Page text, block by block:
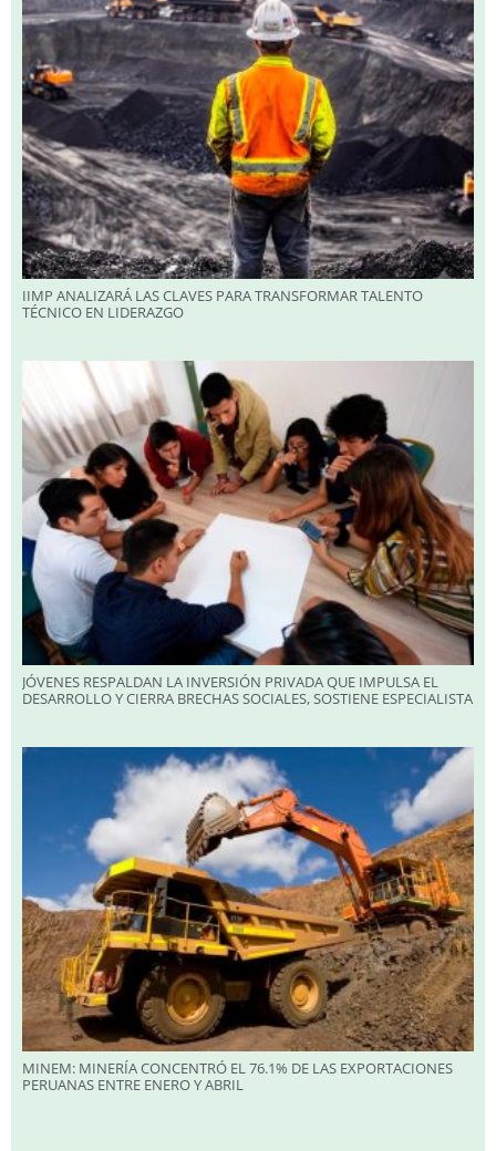
IIMP ANALIZARÁ LAS CLAVES PARA TRANSFORMAR TALENTO
TÉCNICO EN LIDERAZGO
JÓVENES RESPALDAN LA INVERSIÓN PRIVADA QUE IMPULSA EL
DESARROLLO Y CIERRA BRECHAS SOCIALES, SOSTIENE ESPECIALISTA
MINEM: MINERÍA CONCENTRÓ EL 76.1% DE LAS EXPORTACIONES
PERUANAS ENTRE ENERO Y ABRIL